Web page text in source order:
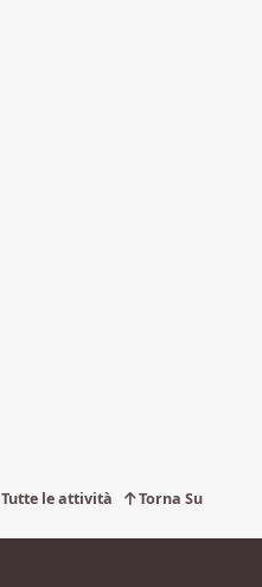
Tutte le attività Torna Su